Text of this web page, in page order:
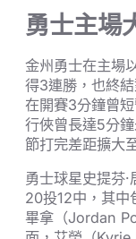
勇士主場
金州勇士在主場
得3連勝，也終
在開賽3分鐘曾
行俠曾長達5分
節打完差距擴大
勇士球星史提芬
20投12中，其中
畢拿（Jordan